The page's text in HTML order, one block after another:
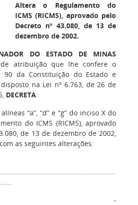
Altera o Regulamento do
ICMS (RICMS), aprovado pelo
Decreto nº 43.080, de 13 de
dezembro de 2002.
DO ESTADO DE MINAS
atribuição que lhe confere o
da Constituição do Estado e
na Lei nº 6.763, de 26 de
DECRETA:
“a”, “d” e “g” do inciso X do
do ICMS (RICMS), aprovado
de 13 de dezembro de 2002,
as seguintes alterações:
-